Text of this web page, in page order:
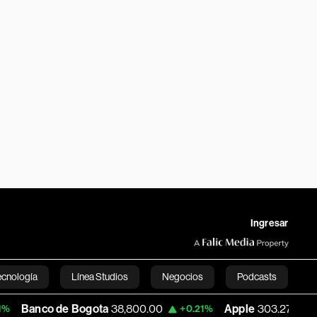
Ingresar
Línea Studios Negocios Podcasts
English
Bogota 38,800.00 +0.21% Apple 303.27 -1.74% USD